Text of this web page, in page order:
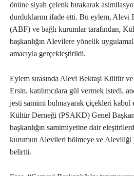
önüne siyah çelenk bırakarak
durduklarını ifade etti. Bu eylem, Alevi
(ABF) ve bağlı kurumlar tarafından,
başkanlığın Alevilere yönelik
amacıyla gerçekleştirildi.
Eylem sırasında Alevi Bektaşi Kültür
Ersin, katılımcılara gül vermek istedi,
jesti samimi bulmayarak çiçekleri kabul
Kültür Derneği (PSAKD) Genel
başkanlığın samimiyetine dair
kurumun Alevileri bölmeye ve Aleviliği
belirtti.